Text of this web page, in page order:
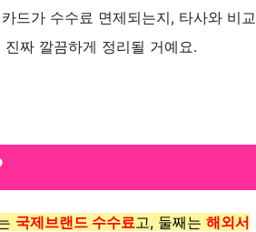
드가 수수료 면제되는지, 타사와 비교
진짜 깔끔하게 정리될 거예요.
국제브랜드 수수료 고, 둘째는 해외서